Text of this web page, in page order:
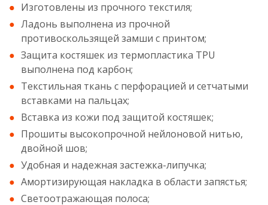
Изготовлены из прочного текстиля;
Ладонь выполнена из прочной
противоскользящей замши с принтом;
Защита костяшек из термопластика TPU
выполнена под карбон;
Текстильная ткань с перфорацией и сетчатыми
вставками на пальцах;
Вставка из кожи под защитой костяшек;
Прошиты высокопрочной нейлоновой нитью,
двойной шов;
Удобная и надежная застежка-липучка;
Амортизирующая накладка в области запястья;
Светоотражающая полоса;